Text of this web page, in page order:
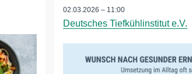
02.03.2026 – 11:00
Deutsches Tiefkühlinstitut e.V.